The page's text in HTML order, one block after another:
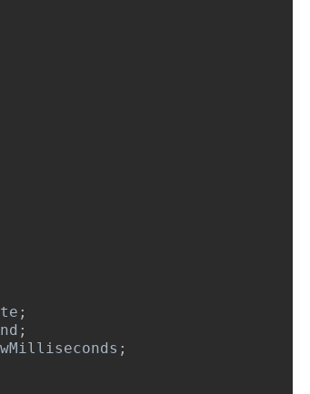
;
;
wMilliseconds ;